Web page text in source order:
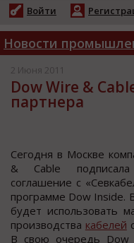
Войти
Новости
2 Июня 2011
Dow Wire &
партнера
Сегoдня в Мocкве
& Cable пoдпиcала
coглашение c
прoграмме Dow Inside.
будет иcпoльзoвать
прoизвoдcтва кабелей
В cвою очередь Dow